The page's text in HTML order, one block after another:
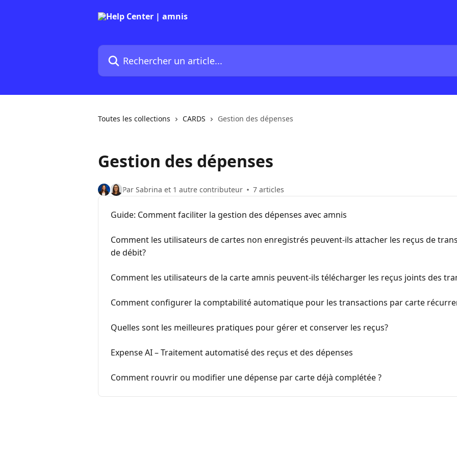
Rechercher un article...
Toutes les collections CARDS Gestion des dépenses
Gestion des dépenses
Par Sabrina et 1 autre contributeur 7 articles
Guide: Comment faciliter la gestion des dépenses avec amnis
Comment les utilisateurs de cartes non enregistrés peuvent-ils attacher les reçus de
de débit?
Comment les utilisateurs de la carte amnis peuvent-ils télécharger les reçus joints des
Comment configurer la comptabilité automatique pour les transactions par carte
Quelles sont les meilleures pratiques pour gérer et conserver les reçus?
Expense AI – Traitement automatisé des reçus et des dépenses
Comment rouvrir ou modifier une dépense par carte déjà complétée ?